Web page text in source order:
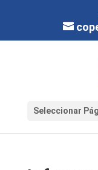
Seleccionar